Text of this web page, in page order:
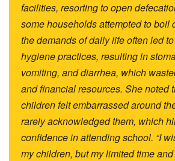
facilities, resorting to open
some households attempted to boil
the demands of daily life often led
hygiene practices, resulting in
vomiting, and diarrhea, which
and financial resources. She noted
children felt embarrassed around
rarely acknowledged them, which
confidence in attending school. “I
my children, but my limited time